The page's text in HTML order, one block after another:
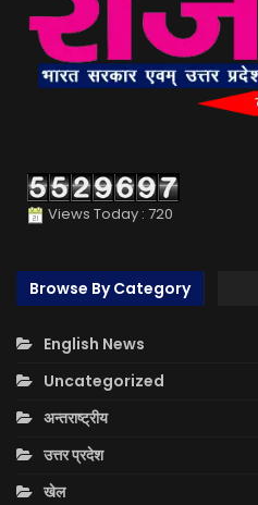
Views Today : 720
Browse By Category
English News
Uncategorized
अन्तराष्ट्रीय
उत्तर प्रदेश
खेल